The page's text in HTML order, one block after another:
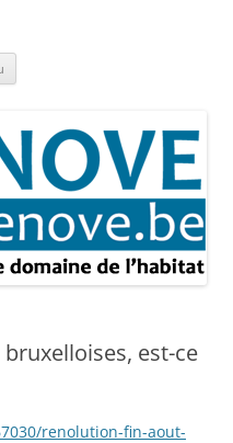
est-ce
renolution-fin-aout-